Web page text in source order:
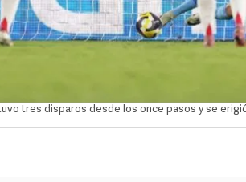
tres disparos desde los once pasos y se